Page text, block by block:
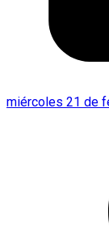
miércoles 21 de